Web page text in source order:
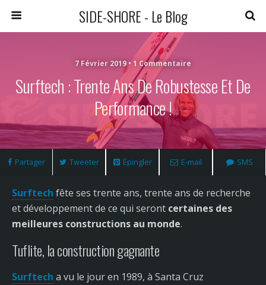
SIDE-SHORE - Le Blog
7 Février 2019 • 1 Commentaire
Surftech : Trente Ans De Robustesse Et De
Performance !
Partager Tweeter Épingler E-mail SMS
Surftech fête ses trente ans, trente ans de recherche
et développement de ce qui seront certaines des
meilleures constructions au monde.
Tuflite, la construction gagnante
Surftech a vu le jour en 1989, à Santa Cruz